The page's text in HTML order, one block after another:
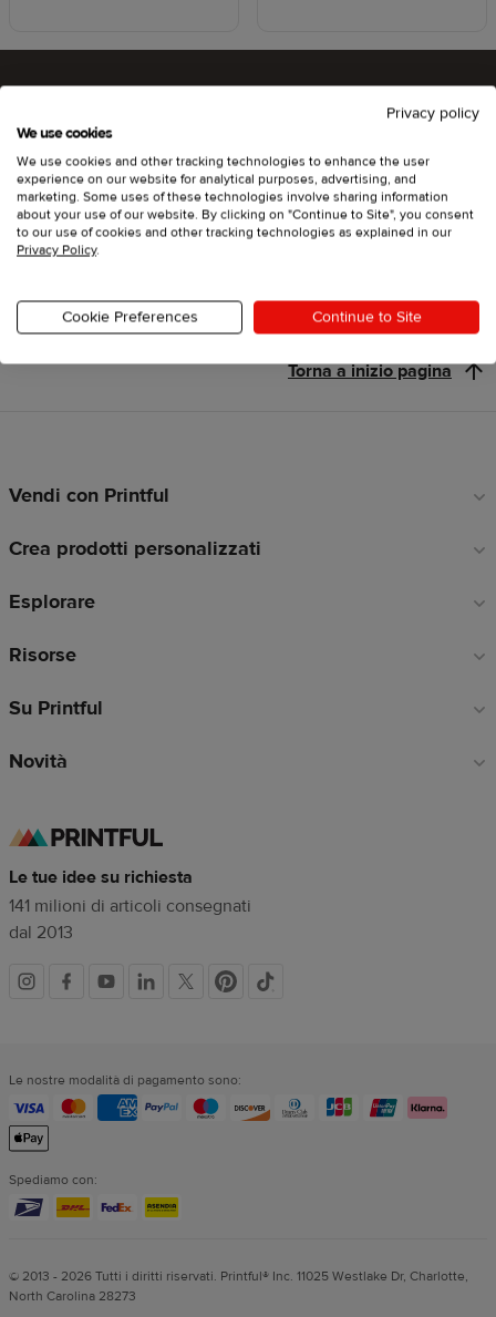
Che ne dici di provare Printful?
Inizia
Torna a inizio pagina
Link
piè
pagina
Vendi con Printful
Crea prodotti personalizzati
Esplorare
Risorse
Su Printful
Novità
Le tue idee su richiesta
141 milioni di articoli consegnati
dal 2013
Link
social
Le nostre modalità di pagamento sono:
Spediamo con:
© 2013 - 2026 Tutti i diritti riservati. Printful® Inc. 11025 Westlake Dr, Charlotte,
North Carolina 28273
Privacy policy
We use cookies
We use cookies and other tracking technologies to enhance the user
experience on our website for analytical purposes, advertising, and
marketing. Some uses of these technologies involve sharing information
about your use of our website. By clicking on "Continue to Site", you consent
to our use of cookies and other tracking technologies as explained in our
Privacy Policy.
Cookie Preferences Continue to Site